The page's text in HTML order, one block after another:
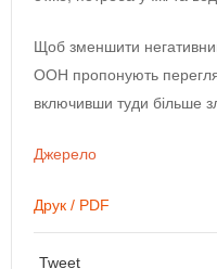
Щоб зменшити
ООН пропонують
включивши туди більше
Джерело
Друк / PDF
Tweet